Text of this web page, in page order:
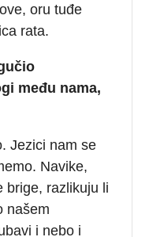
oru tuđe
rata.
među nama,
Jezici nam se
Navike,
brige, razlikuju li
našem
i nebo i